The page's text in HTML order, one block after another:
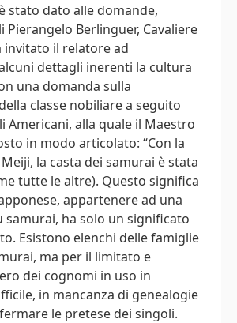
stato dato alle domande,
Pierangelo Berlinguer, Cavaliere
invitato il relatore ad
dettagli inerenti la cultura
una domanda sulla
classe nobiliare a seguito
Americani, alla quale il Maestro
in modo articolato: “Con la
la casta dei samurai è stata
tutte le altre). Questo significa
appartenere ad una
samurai, ha solo un significato
Esistono elenchi delle famiglie
ma per il limitato e
dei cognomi in uso in
in mancanza di genealogie
le pretese dei singoli.